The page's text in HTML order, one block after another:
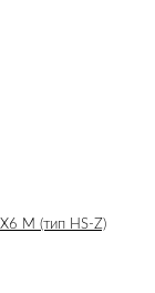
М (тип HS-Z)